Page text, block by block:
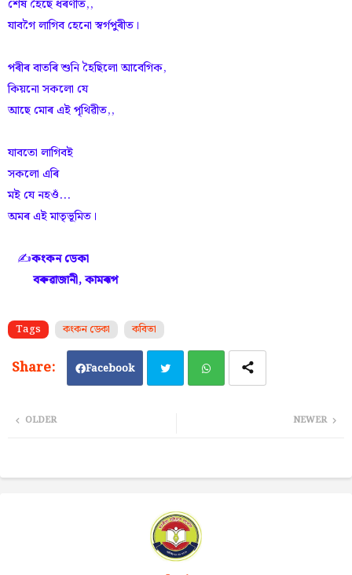
শেষ হৈছে ধৰণীত,,
যাবগৈ লাগিব হেনো স্বর্গপুৰীত।
পৰীৰ বাতৰি শুনি হৈছিলো আবেগিক,
কিয়নো সকলো যে
আছে মোৰ এই পৃথিৱীত,,
যাবতো লাগিবই
সকলো এৰি
মই যে নহওঁ...
অমৰ এই মাতৃভূমিত।
✍️কংকন ডেকা
বৰুৱাজানী, কামৰূপ
Tags কংকন ডেকা কবিতা
Facebook
ap
NEWER
OLDER